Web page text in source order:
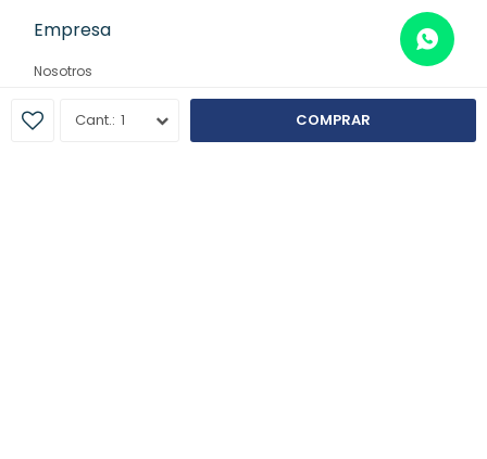
1 COMPRAR
Empresa
Nosotros